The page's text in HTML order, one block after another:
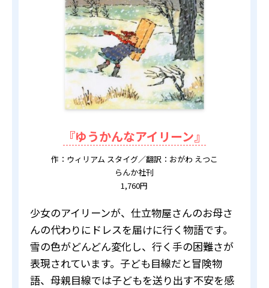
『ゆうかんなアイリーン』
作：ウィリアム スタイグ／翻訳：おがわ えつこ
らんか社刊
1,760円
少女のアイリーンが、仕立物屋さんのお母さ
んの代わりにドレスを届けに行く物語です。
雪の色がどんどん変化し、行く手の困難さが
表現されています。子ども目線だと冒険物
語、母親目線では子どもを送り出す不安を感